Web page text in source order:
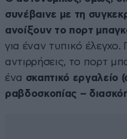
συνέβαινε με τη
ανοίξουν το πορτ
για έναν τυπικό έλεγχο.
αντιρρήσεις, το πορτ
ένα σκαπτικό εργαλείο
ραβδοσκοπίας –